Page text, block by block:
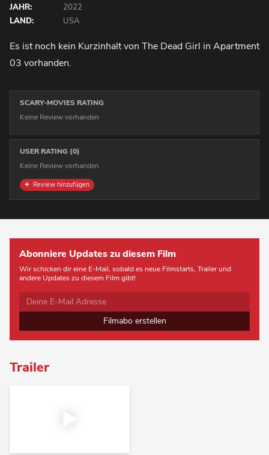
JAHR:
2022
LAND:
USA
Es ist noch kein Kurzinhalt von The Dead Girl in Apartment
03 vorhanden.
SCARY-MOVIES RATING
Keine Review vorhanden
USER RATING (0)
Keine Review vorhanden
Review hinzufügen
Abonniere Updates zu diesem Film
Wir schicken dir eine E-Mail, sobald es neue Filmstarts, Trailer und
andere Updates zu diesem Film gibt!
Filmabo erstellen
Trailer